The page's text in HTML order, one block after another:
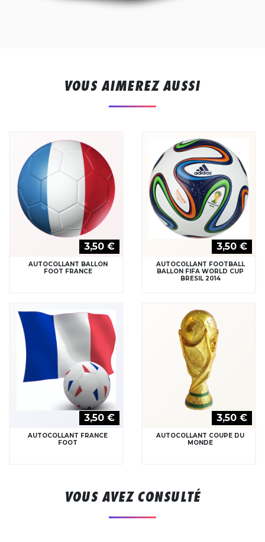
VOUS AIMEREZ AUSSI
3,50 €
AUTOCOLLANT BALLON
FOOT FRANCE
3,50 €
AUTOCOLLANT FOOTBALL
BALLON FIFA WORLD CUP
BRESIL 2014
3,50 €
AUTOCOLLANT FRANCE
FOOT
3,50 €
AUTOCOLLANT COUPE DU
MONDE
VOUS AVEZ CONSULTÉ